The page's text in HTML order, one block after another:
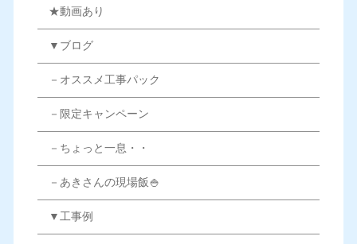
★動画あり
▼ブログ
－オススメ工事パック
－限定キャンペーン
－ちょっと一息・・
－あきさんの現場飯🍚
▼工事例